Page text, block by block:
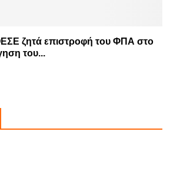
ζητά επιστροφή του ΦΠΑ στο
του...